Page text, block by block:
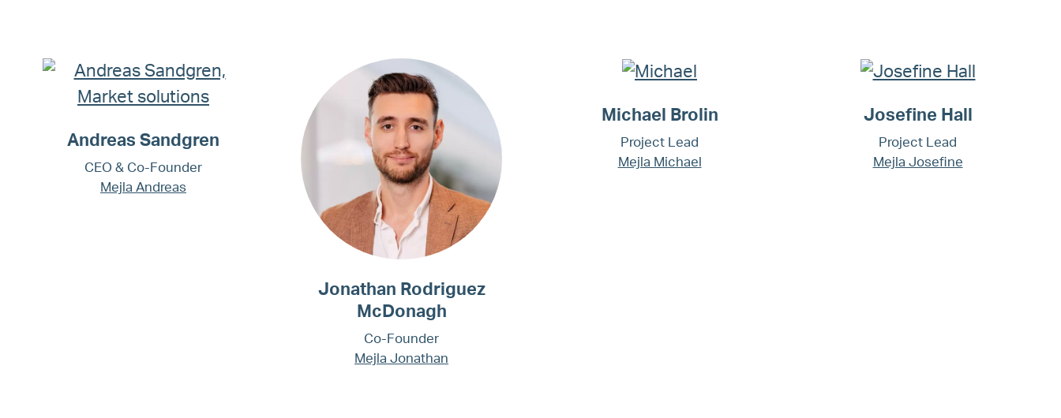
Andreas Sandgren
CEO & Co-Founder
Mejla Andreas
Jonathan Rodriguez
McDonagh
Co-Founder
Mejla Jonathan
Michael Brolin
Project Lead
Mejla Michael
Josefine Hall
Project Lead
Mejla Josefine